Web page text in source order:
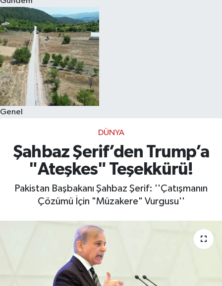
Genel
DÜNYA
Şahbaz Şerif’den Trump’a
"Ateşkes" Teşekkürü!
Pakistan Başbakanı Şahbaz Şerif: ''Çatışmanın
Çözümü İçin "Müzakere" Vurgusu''
Eğitim
Sağlık
Dünya
Magazin
Kültür & Sanat
Teknoloji
Bilim
Genel
Bilim, Teknoloji